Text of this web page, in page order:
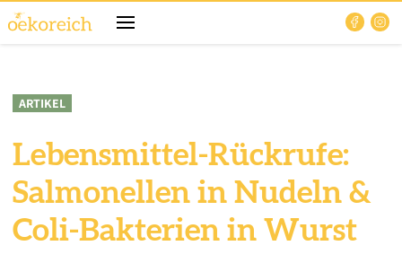
ARTIKEL
Lebensmittel-Rückrufe:
Salmonellen in Nudeln &
Coli-Bakterien in Wurst